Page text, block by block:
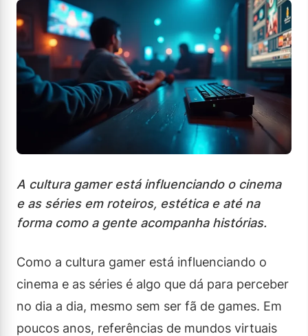
A cultura gamer está influenciando o cinema
e as séries em roteiros, estética e até na
forma como a gente acompanha histórias.
Como a cultura gamer está influenciando o
cinema e as séries é algo que dá para perceber
no dia a dia, mesmo sem ser fã de games. Em
poucos anos, referências de mundos virtuais